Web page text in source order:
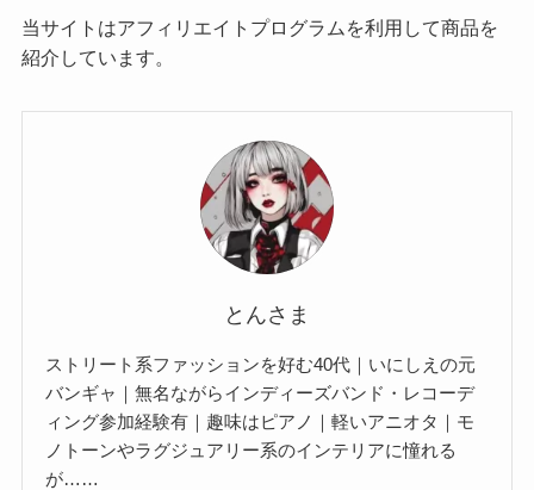
当サイトはアフィリエイトプログラムを利用して商品を
紹介しています。
とんさま
ストリート系ファッションを好む40代｜いにしえの元
バンギャ｜無名ながらインディーズバンド・レコーデ
ィング参加経験有｜趣味はピアノ｜軽いアニオタ｜モ
ノトーンやラグジュアリー系のインテリアに憧れる
が……